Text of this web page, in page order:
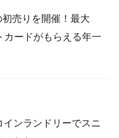
売りを開催！最大
ードがもらえる年一
インランドリーでスニ